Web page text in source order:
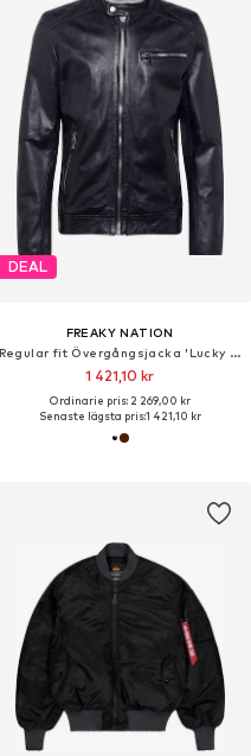
DEAL
FREAKY NATION
Regular fit Övergångsjacka 'Lucky Jim'
1 421,10 kr
Ordinarie pris: 2 269,00 kr
Senaste lägsta pris:1 421,10 kr